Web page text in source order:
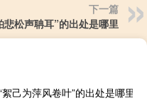
下一篇
悲松声聃耳”的出处是哪里
絮己为萍风卷叶”的出处是哪里